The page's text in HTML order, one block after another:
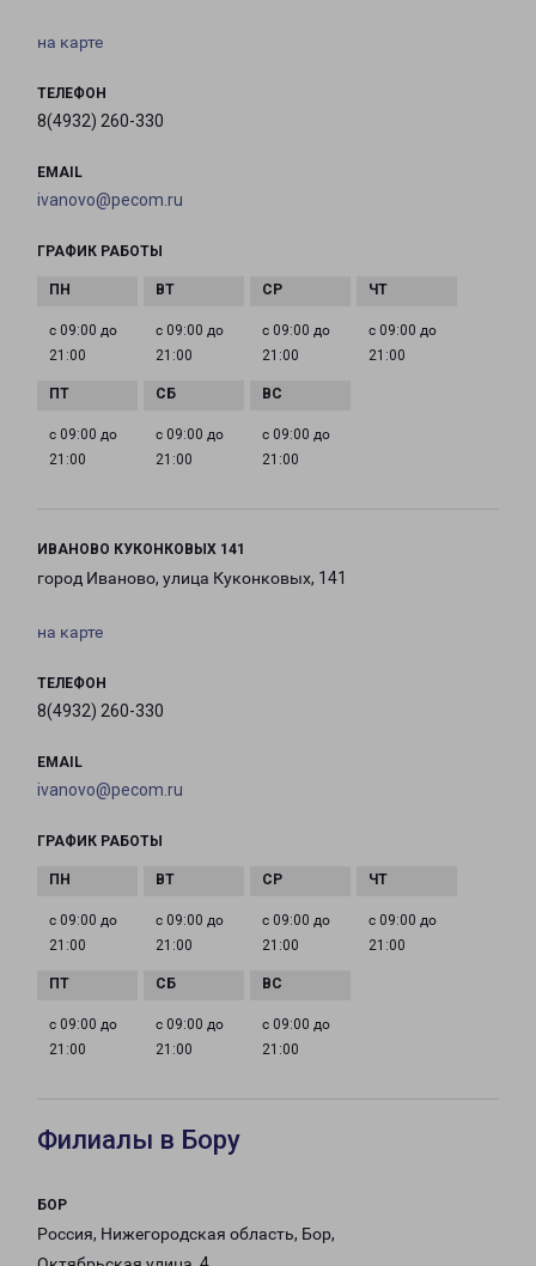
на карте
ТЕЛЕФОН
8(4932) 260-330
EMAIL
ivanovo@pecom.ru
ГРАФИК РАБОТЫ
с 09:00 до
21:00
с 09:00 до
21:00
с 09:00 до
21:00
с 09:00 до
21:00
с 09:00 до
21:00
с 09:00 до
21:00
с 09:00 до
21:00
ИВАНОВО КУКОНКОВЫХ 141
город Иваново, улица Куконковых, 141
на карте
ТЕЛЕФОН
8(4932) 260-330
EMAIL
ivanovo@pecom.ru
ГРАФИК РАБОТЫ
с 09:00 до
21:00
с 09:00 до
21:00
с 09:00 до
21:00
с 09:00 до
21:00
с 09:00 до
21:00
с 09:00 до
21:00
с 09:00 до
21:00
Филиалы в Бору
БОР
Россия, Нижегородская область, Бор,